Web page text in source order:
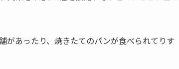
があったり、焼きたてのパンが食べられてりす